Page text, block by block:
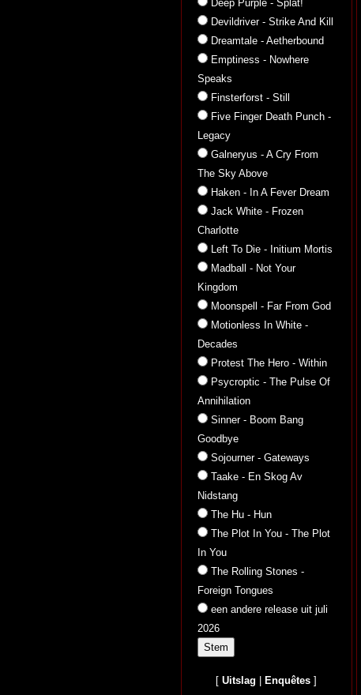
Deep Purple - Splat!
Devildriver - Strike And Kill
Dreamtale - Aetherbound
Emptiness - Nowhere
Speaks
Finsterforst - Still
Five Finger Death Punch -
Legacy
Galneryus - A Cry From
The Sky Above
Haken - In A Fever Dream
Jack White - Frozen
Charlotte
Left To Die - Initium Mortis
Madball - Not Your
Kingdom
Moonspell - Far From God
Motionless In White -
Decades
Protest The Hero - Within
Psycroptic - The Pulse Of
Annihilation
Sinner - Boom Bang
Goodbye
Sojourner - Gateways
Taake - En Skog Av
Nidstang
The Hu - Hun
The Plot In You - The Plot
In You
The Rolling Stones -
Foreign Tongues
een andere release uit juli
2026
[Uitslag Enquêtes ]